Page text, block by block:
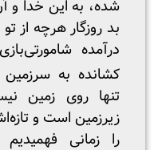
شده، به این خدا و
بد روزگار هرچه از
درآمده
کشانده به سرزمین
تنها روی زمین
زیرزمین است و
را زمانی